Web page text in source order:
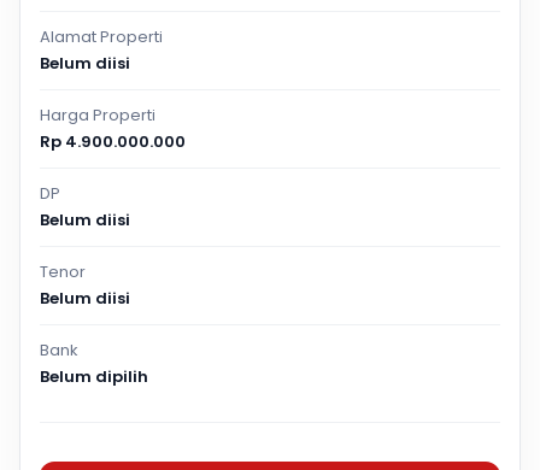
Alamat Properti
Belum diisi
Harga Properti
Rp 4.900.000.000
DP
Belum diisi
Tenor
Belum diisi
Bank
Belum dipilih